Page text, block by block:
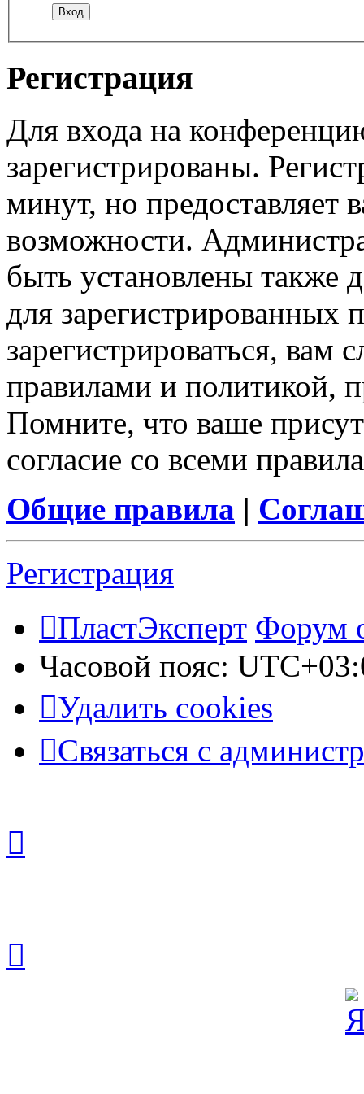
Регистрация
Для входа на
зарегистрированы.
минут, но предоставляет
возможности.
быть установлены также
для зарегистрированных
зарегистрироваться, вам
правилами и политикой,
Помните, что ваше
согласие со всеми
Общие правила |
Регистрация
ПластЭксперт Форум
Часовой пояс:
Удалить cookies
Связаться с